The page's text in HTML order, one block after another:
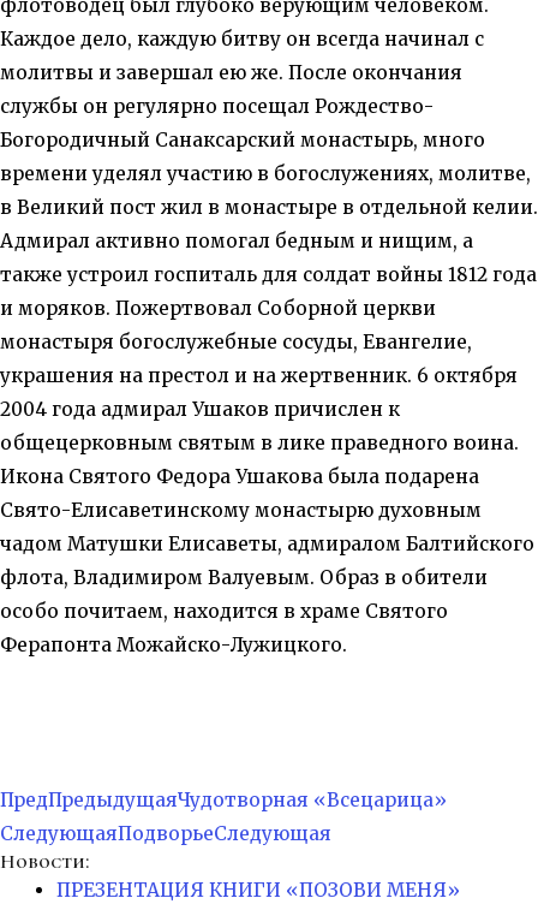
флотоводец был глубоко верующим человеком.
Каждое дело, каждую битву он всегда начинал с
молитвы и завершал ею же. После окончания
службы он регулярно посещал Рождество-
Богородичный Санаксарский монастырь, много
времени уделял участию в богослужениях, молитве,
в Великий пост жил в монастыре в отдельной келии.
Адмирал активно помогал бедным и нищим, а
также устроил госпиталь для солдат войны 1812 года
и моряков. Пожертвовал Соборной церкви
монастыря богослужебные сосуды, Евангелие,
украшения на престол и на жертвенник. 6 октября
2004 года адмирал Ушаков причислен к
общецерковным святым в лике праведного воина.
Икона Святого Федора Ушакова была подарена
Свято-Елисаветинскому монастырю духовным
чадом Матушки Елисаветы, адмиралом Балтийского
флота, Владимиром Валуевым. Образ в обители
особо почитаем, находится в храме Святого
Ферапонта Можайско-Лужицкого.
ПредПредыдущаяЧудотворная «Всецарица»
СледующаяПодворьеСледующая
Новости:
ПРЕЗЕНТАЦИЯ КНИГИ «ПОЗОВИ МЕНЯ»